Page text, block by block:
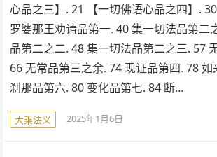
心品之三】. 21 【一切佛语心品之四】.
罗婆那王劝请品第一. 40 集一切法品第二
品第二之二. 48 集一切法品第二之三. 57
66 无常品第三之余. 74 现证品第四. 78
刹那品第六. 80 变化品第七. 84 断…
大乘法义 2025年1月6日